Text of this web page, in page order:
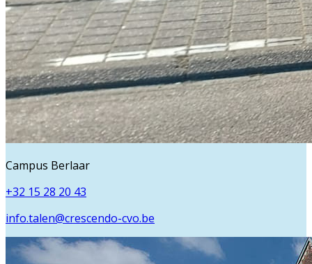
Campus Berlaar
+32 15 28 20 43
info.talen@crescendo-cvo.be